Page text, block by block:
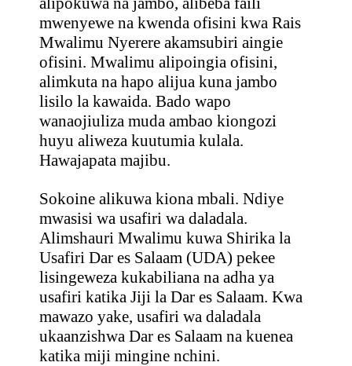
mwenyewe na kwenda ofisini kwa Rais
Mwalimu Nyerere akamsubiri aingie
ofisini. Mwalimu alipoingia ofisini,
alimkuta na hapo alijua kuna jambo
lisilo la kawaida. Bado wapo
wanaojiuliza muda ambao kiongozi
huyu aliweza kuutumia kulala.
Hawajapata majibu.
Sokoine alikuwa kiona mbali. Ndiye
mwasisi wa usafiri wa daladala.
Alimshauri Mwalimu kuwa Shirika la
Usafiri Dar es Salaam (UDA) pekee
lisingeweza kukabiliana na adha ya
usafiri katika Jiji la Dar es Salaam. Kwa
mawazo yake, usafiri wa daladala
ukaanzishwa Dar es Salaam na kuenea
katika miji mingine nchini.